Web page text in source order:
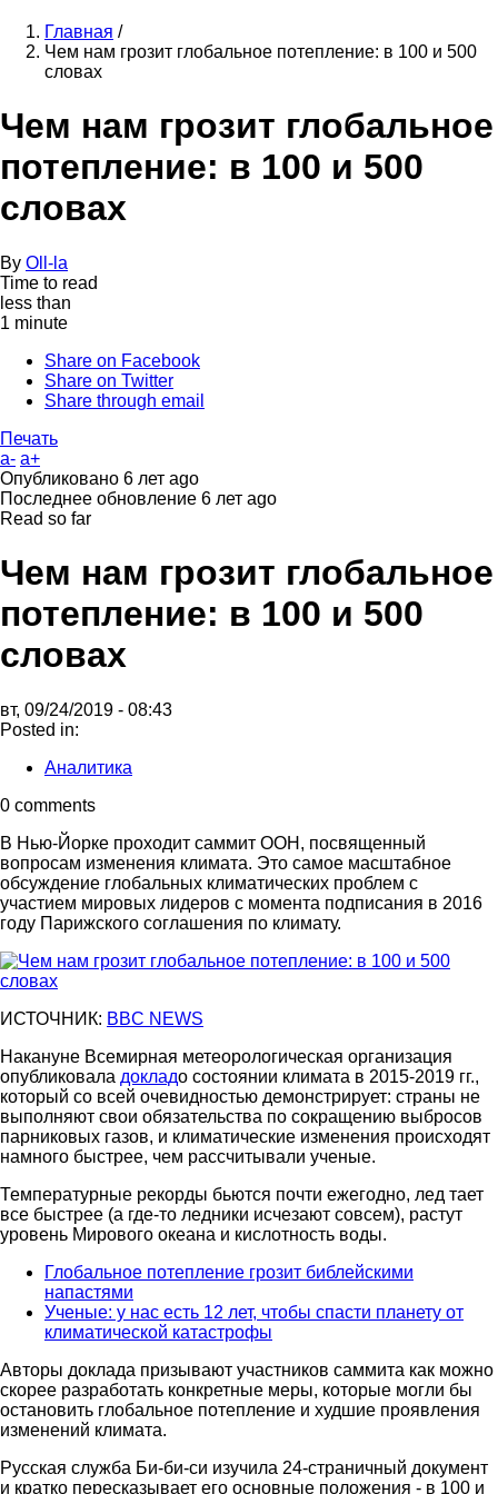
Главная /
Чем нам грозит глобальное потепление: в 100 и 500
словах
Чем нам грозит глобальное
потепление: в 100 и 500
словах
By Oll-la
Time to read
less than
1 minute
Share on Facebook
Share on Twitter
Share through email
Печать
a- a+
Опубликовано 6 лет ago
Последнее обновление 6 лет ago
Read so far
Чем нам грозит глобальное
потепление: в 100 и 500
словах
вт, 09/24/2019 - 08:43
Posted in:
Аналитика
0 comments
В Нью-Йорке проходит саммит ООН, посвященный
вопросам изменения климата. Это самое масштабное
обсуждение глобальных климатических проблем с
участием мировых лидеров с момента подписания в 2016
году Парижского соглашения по климату.
ИСТОЧНИК: BBC NEWS
Накануне Всемирная метеорологическая организация
опубликовала докладо состоянии климата в 2015-2019 гг.,
который со всей очевидностью демонстрирует: страны не
выполняют свои обязательства по сокращению выбросов
парниковых газов, и климатические изменения происходят
намного быстрее, чем рассчитывали ученые.
Температурные рекорды бьются почти ежегодно, лед тает
все быстрее (а где-то ледники исчезают совсем), растут
уровень Мирового океана и кислотность воды.
Глобальное потепление грозит библейскими
напастями
Ученые: у нас есть 12 лет, чтобы спасти планету от
климатической катастрофы
Авторы доклада призывают участников саммита как можно
скорее разработать конкретные меры, которые могли бы
остановить глобальное потепление и худшие проявления
изменений климата.
Русская служба Би-би-си изучила 24-страничный документ
и кратко пересказывает его основные положения - в 100 и